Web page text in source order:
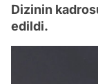
Dizinin
edildi.